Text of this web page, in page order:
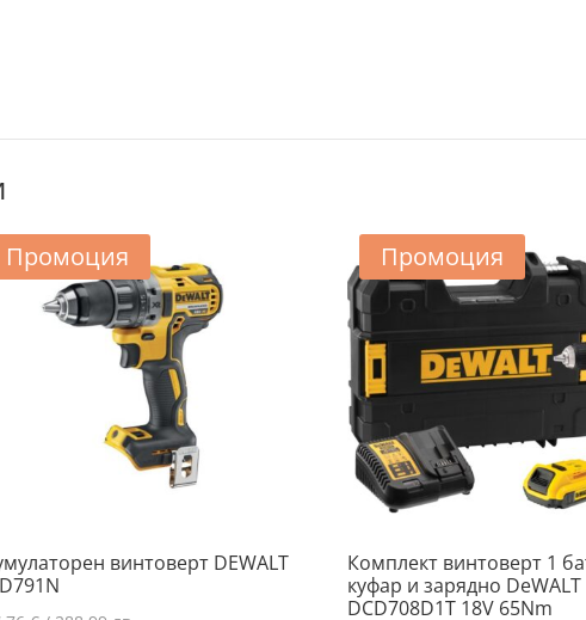
Промоция
винтоверт DEWALT
Промоция
Комплект винтоверт 1
куфар и зарядно DeWALT
DCD708D1T 18V 65Nm